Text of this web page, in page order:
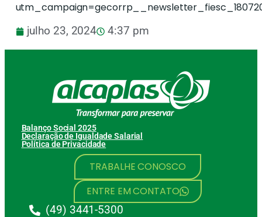
julho 23, 2024 4:37 pm
Balanço Social 2025
Declaração de Igualdade Salarial
Política de Privacidade
TRABALHE CONOSCO
ENTRE EM CONTATO
(49) 3441-5300